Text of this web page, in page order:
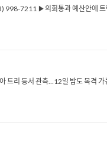
998-7211 ▶의회통과 예산안에
트리 등서 관측…12일 밤도 목격